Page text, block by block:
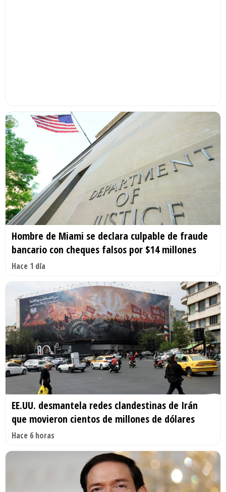
Hombre de Miami se declara culpable de fraude
bancario con cheques falsos por $14 millones
Hace 1 día
EE.UU. desmantela redes clandestinas de Irán
que movieron cientos de millones de dólares
Hace 6 horas